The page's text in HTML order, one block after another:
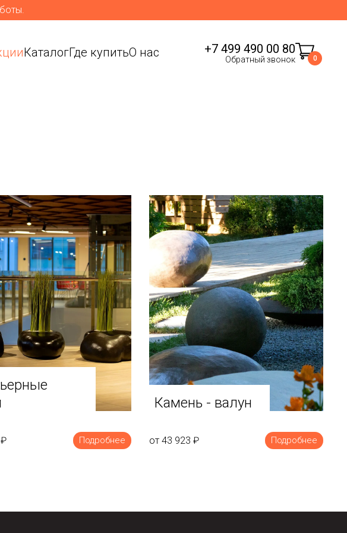
КаталогГде купитьО нас +7 499 490 00 80
Обратный звонок 0
₽ Подробнее
Камень - валун
от 43 923 ₽ Подробнее